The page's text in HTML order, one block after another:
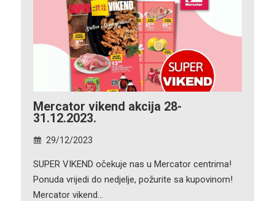
Mercator vikend akcija 28-
31.12.2023.
29/12/2023
SUPER VIKEND očekuje nas u Mercator centrima!
Ponuda vrijedi do nedjelje, požurite sa kupovinom!
Mercator vikend…